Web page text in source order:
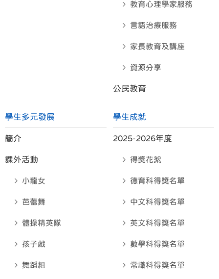
教育心理學家服務
言語治療服務
家長教育及講座
資源分享
公民教育
學生多元發展
簡介
課外活動
小龍女
芭蕾舞
體操精英隊
孩子戲
舞蹈組
學生成就
2025-2026年度
得獎花絮
德育科得奬名單
中文科得奬名單
英文科得奬名單
數學科得奬名單
常識科得奬名單